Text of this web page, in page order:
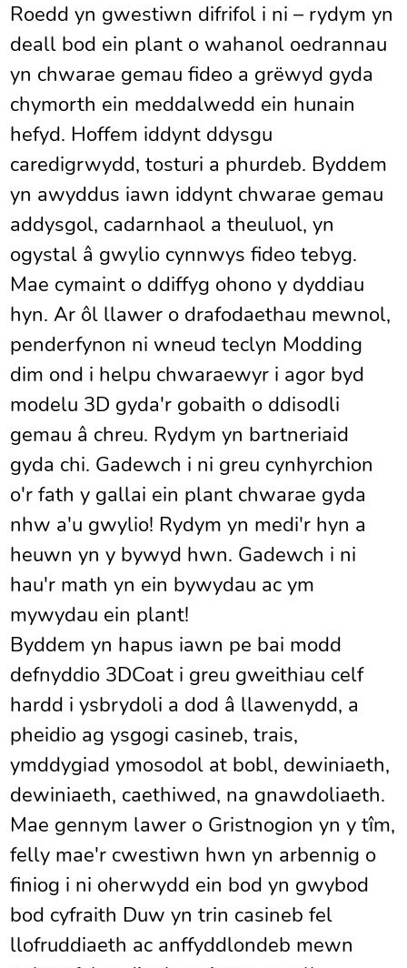
Roedd yn gwestiwn difrifol i ni – rydym yn
deall bod ein plant o wahanol oedrannau
yn chwarae gemau fideo a grëwyd gyda
chymorth ein meddalwedd ein hunain
hefyd. Hoffem iddynt ddysgu
caredigrwydd, tosturi a phurdeb. Byddem
yn awyddus iawn iddynt chwarae gemau
addysgol, cadarnhaol a theuluol, yn
ogystal â gwylio cynnwys fideo tebyg.
Mae cymaint o ddiffyg ohono y dyddiau
hyn. Ar ôl llawer o drafodaethau mewnol,
penderfynon ni wneud teclyn Modding
dim ond i helpu chwaraewyr i agor byd
modelu 3D gyda'r gobaith o ddisodli
gemau â chreu. Rydym yn bartneriaid
gyda chi. Gadewch i ni greu cynhyrchion
o'r fath y gallai ein plant chwarae gyda
nhw a'u gwylio! Rydym yn medi'r hyn a
heuwn yn y bywyd hwn. Gadewch i ni
hau'r math yn ein bywydau ac ym
mywydau ein plant!
Byddem yn hapus iawn pe bai modd
defnyddio 3DCoat i greu gweithiau celf
hardd i ysbrydoli a dod â llawenydd, a
pheidio ag ysgogi casineb, trais,
ymddygiad ymosodol at bobl, dewiniaeth,
dewiniaeth, caethiwed, na gnawdoliaeth.
Mae gennym lawer o Gristnogion yn y tîm,
felly mae'r cwestiwn hwn yn arbennig o
finiog i ni oherwydd ein bod yn gwybod
bod cyfraith Duw yn trin casineb fel
llofruddiaeth ac anffyddlondeb mewn